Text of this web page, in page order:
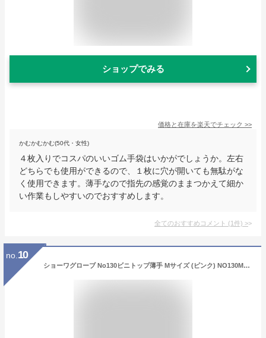
ショップでみる
価格と在庫を楽天でチェック >>
かむかむかむ(50代・女性)
４枚入りでコスパのいいゴム手袋はいかがでしょうか。左右
どちらでも使用ができるので、１枚に穴が開いても無駄がな
く使用できます。薄手なので指先の感覚のままつかえて細か
い作業もしやすいのでおすすめします。
全てのおすすめコメント (1件) >
no. 10
ショーワグローブ No130ビニトップ薄手 Mサイズ (ピンク) NO130MP 塩化ビニール手袋